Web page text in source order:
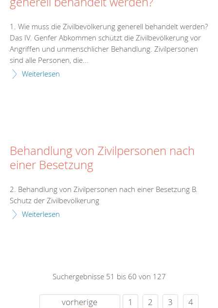
1. Wie muss die Zivilbevölkerung generell behandelt werden?
Das IV. Genfer Abkommen schützt die Zivilbevölkerung vor
Angriffen und unmenschlicher Behandlung. Zivilpersonen
sind alle Personen, die...
Weiterlesen
Behandlung von Zivilpersonen nach
einer Besetzung
2. Behandlung von Zivilpersonen nach einer Besetzung B.
Schutz der Zivilbevölkerung
Weiterlesen
Suchergebnisse 51 bis 60 von 127
vorherige 1 2 3
4